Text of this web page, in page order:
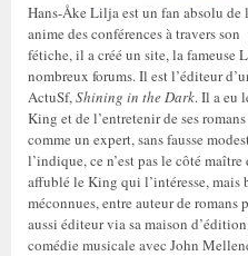
Hans-Åke Lilja est un fan absolu de
anime des conférences à travers
fétiche, il a créé un site, la fameuse
nombreux forums. Il est l’éditeur
ActuSf,Shining in the Dark. Il a eu
King et de l’entretenir de ses
comme un expert, sans fausse
l’indique, ce n’est pas le côté
affublé le King qui l’intéresse, mais
méconnues, entre auteur de
aussi éditeur via sa maison
comédie musicale avec John